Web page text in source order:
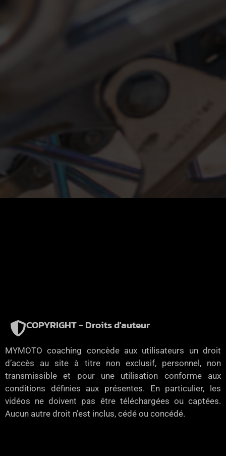
COPYRIGHT - Droits d'auteur
MYMOTO coaching concède aux utilisateurs un droit
d’accès au site à titre non exclusif, personnel, non
transmissible et pour une utilisation conforme aux
conditions définies aux présentes. En particulier, les
vidéos ne doivent pas être téléchargées ou captées.
Aucun autre droit n’est inclus, cédé ou concédé.